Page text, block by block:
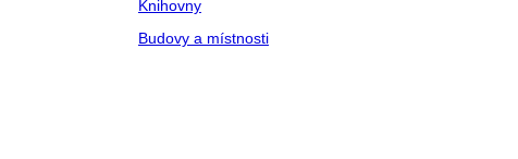
Knihovny
Budovy a místnosti